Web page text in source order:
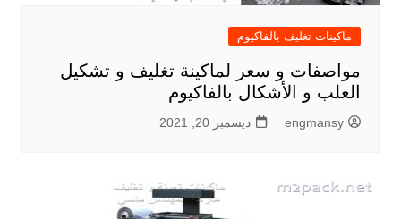
ماكينات تغليف بالفاكيوم
مواصفات و سعر لماكينة تغليف و تشكيل
العلب و الأشكال بالفاكيوم
engmansy ديسمبر 20, 2021